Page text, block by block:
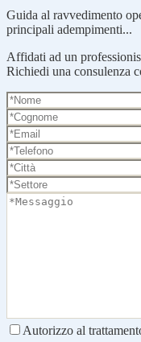
Guida al ravvedimento
principali adempimenti...
Affidati ad un
Richiedi una consulenza
Autorizzo al